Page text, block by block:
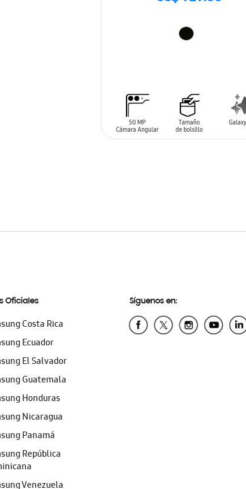
Oficiales
Costa Rica
Ecuador
El Salvador
Guatemala
Honduras
Nicaragua
Panamá
República
Venezuela
Síguenos en: